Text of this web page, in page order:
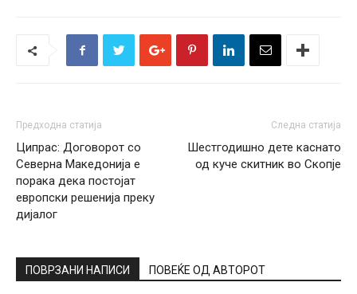
Предходна статија
Ципрас: Договорот со
Северна Македонија е
порака дека постојат
европски решенија преку
дијалог
Следна статија
Шестгодишно дете каснато
од куче скитник во Скопје
ПОВРЗАНИ НАПИСИ ПОВЕЌЕ ОД АВТОРОТ